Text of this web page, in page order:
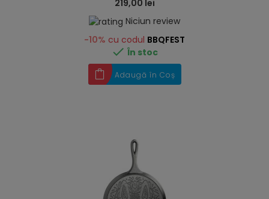
219,00 lei
Niciun review
-10% cu codul BBQFEST
 În stoc
Adaugă în Coș